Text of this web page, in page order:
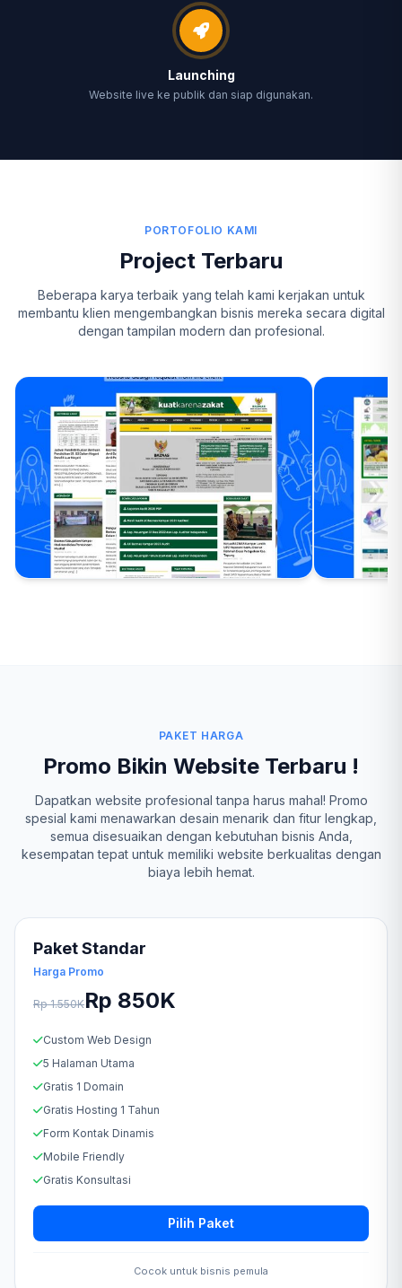
Launching
Website live ke publik dan siap digunakan.
PORTOFOLIO KAMI
Project Terbaru
Beberapa karya terbaik yang telah kami kerjakan untuk
membantu klien mengembangkan bisnis mereka secara digital
dengan tampilan modern dan profesional.
PAKET HARGA
Promo Bikin Website Terbaru !
Dapatkan website profesional tanpa harus mahal! Promo
spesial kami menawarkan desain menarik dan fitur lengkap,
semua disesuaikan dengan kebutuhan bisnis Anda,
kesempatan tepat untuk memiliki website berkualitas dengan
biaya lebih hemat.
Paket Standar
Harga Promo
Rp 1.550KRp 850K
Custom Web Design
5 Halaman Utama
Gratis 1 Domain
Gratis Hosting 1 Tahun
Form Kontak Dinamis
Mobile Friendly
Gratis Konsultasi
Pilih Paket
Cocok untuk bisnis pemula